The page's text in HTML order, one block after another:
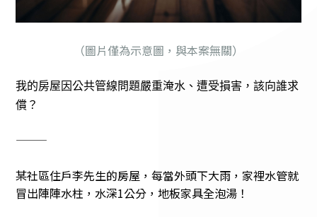
（圖片僅為示意圖，與本案無關）
我的房屋因公共管線問題嚴重淹水、遭受損害，該向誰求
償？
———
某社區住戶李先生的房屋，每當外頭下大雨，家裡水管就
冒出陣陣水柱，水深1公分，地板家具全泡湯！